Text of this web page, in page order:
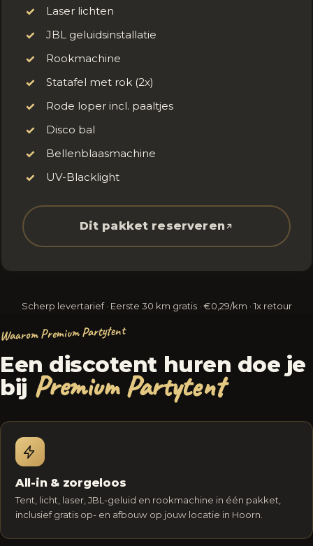
✓
Laser lichten
✓
JBL geluidsinstallatie
✓
Rookmachine
✓
Statafel met rok (2x)
✓
Rode loper incl. paaltjes
✓
Disco bal
✓
Bellenblaasmachine
✓
UV-Blacklight
Dit pakket reserveren
Scherp levertarief · Eerste 30 km gratis · €0,29/km · 1x retour
Waarom Premium Partytent
Een discotent huren doe je
bij Premium Partytent
All-in & zorgeloos
Tent, licht, laser, JBL-geluid en rookmachine in één pakket,
inclusief gratis op- en afbouw op jouw locatie in Hoorn.